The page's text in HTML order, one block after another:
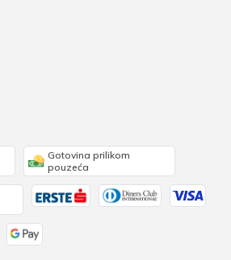
Gotovina prilikom
pouzeća